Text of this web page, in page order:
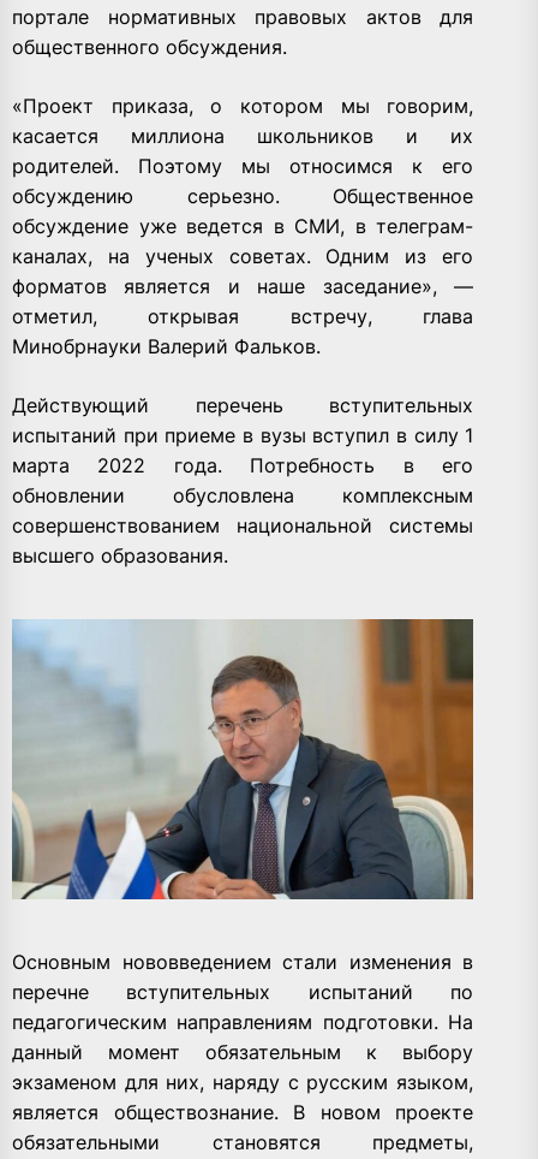
портале нормативных правовых актов для
общественного обсуждения.
«Проект приказа, о котором мы говорим,
касается миллиона школьников и их
родителей. Поэтому мы относимся к его
обсуждению серьезно. Общественное
обсуждение уже ведется в СМИ, в телеграм-
каналах, на ученых советах. Одним из его
форматов является и наше заседание», —
отметил, открывая встречу, глава
Минобрнауки Валерий Фальков.
Действующий перечень вступительных
испытаний при приеме в вузы вступил в силу 1
марта 2022 года. Потребность в его
обновлении обусловлена комплексным
совершенствованием национальной системы
высшего образования.
Основным нововведением стали изменения в
перечне вступительных испытаний по
педагогическим направлениям подготовки. На
данный момент обязательным к выбору
экзаменом для них, наряду с русским языком,
является обществознание. В новом проекте
обязательными становятся предметы,